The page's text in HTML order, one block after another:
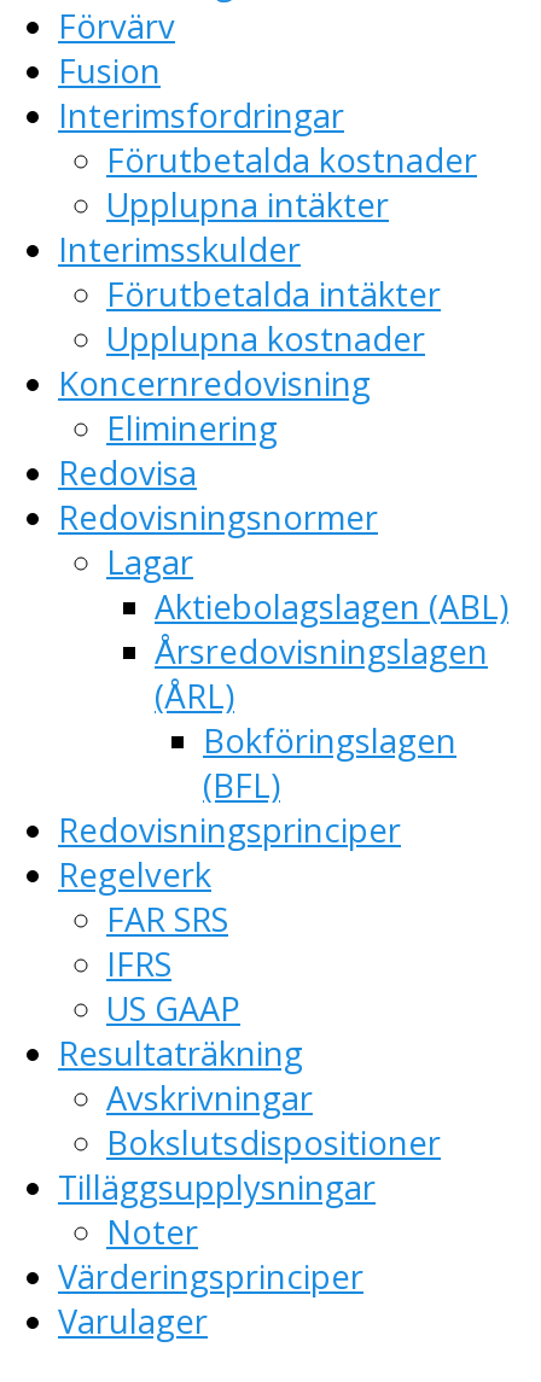
Förvärv
Fusion
Interimsfordringar
Förutbetalda kostnader
Upplupna intäkter
Interimsskulder
Förutbetalda intäkter
Upplupna kostnader
Koncernredovisning
Eliminering
Redovisa
Redovisningsnormer
Lagar
Aktiebolagslagen (ABL)
Årsredovisningslagen
(ÅRL)
Bokföringslagen
(BFL)
Redovisningsprinciper
Regelverk
FAR SRS
IFRS
US GAAP
Resultaträkning
Avskrivningar
Bokslutsdispositioner
Tilläggsupplysningar
Noter
Värderingsprinciper
Varulager